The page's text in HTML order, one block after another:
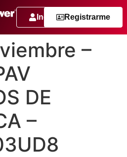
IngresarRegistrarme
–
DE
–